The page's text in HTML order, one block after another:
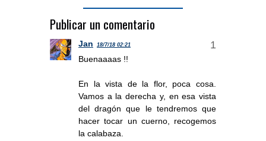
Publicar un comentario
Jan 18/7/18 02:21
Buenaaaas !!
En la vista de la flor, poca cosa.
Vamos a la derecha y, en esa vista
del dragón que le tendremos que
hacer tocar un cuerno, recogemos
la calabaza.